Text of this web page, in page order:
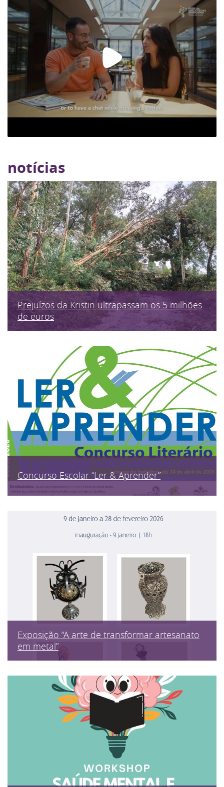
notícias
Prejuízos da Kristin ultrapassam os 5 milhões
de euros
Concurso Escolar “Ler & Aprender”
Exposição “A arte de transformar artesanato
em metal”